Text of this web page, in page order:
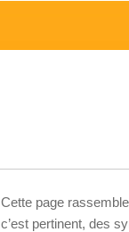
Cette page
c’est pertinent, des